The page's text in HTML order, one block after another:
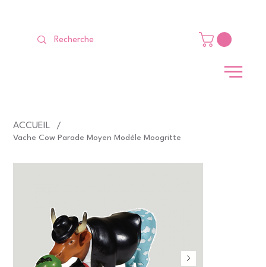
ACCUEIL /
Vache Cow Parade Moyen Modèle Moogritte